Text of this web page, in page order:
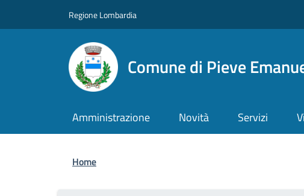
Regione Lombardia
Comune di Pieve
Amministrazione Novità Servizi
Briciole di pane
Home